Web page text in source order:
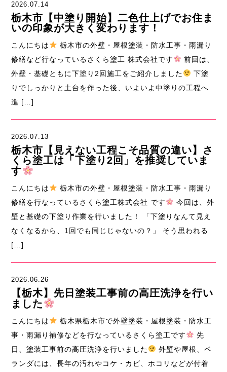
2026.07.14
栃木市【中塗り開始】二色仕上げでお住ま
いの印象が大きく変わります！
こんにちは
栃木市の外壁・屋根塗装・防水工事・雨漏り
修繕など行なっているさくら塗工 株式会社です
前回は、
外壁・基礎ともに下塗り2回施工をご紹介しました
下塗
りでしっかりと土台を作った後、いよいよ中塗りの工程へ
進 […]
2026.07.13
栃木市【見えない工程こそ品質の違い】さ
くら塗工は「下塗り2回」を推奨していま
す
こんにちは
栃木市の外壁・屋根塗装・防水工事・雨漏り
修繕を行なっているさくら塗工株式会社 です
今回は、外
壁と基礎の下塗り作業を行いました！ 「下塗りなんて見え
なくなるから、1回でも同じじゃないの？」 そう思われる
[…]
2026.06.26
【栃木】先日塗装工事前の高圧洗浄を行い
ました
こんにちは
栃木県栃木市で外壁塗装・屋根塗装・防水工
事・雨漏り補修などを行なっているさくら塗工です
先
日、塗装工事前の高圧洗浄を行いました
外壁や屋根、ベ
ランダには、長年の汚れやコケ・カビ、ホコリなどが付着